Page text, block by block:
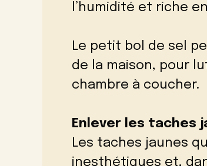
l’humidité et riche
Le petit bol de sel
de la maison, pour
chambre à coucher.
Enlever les taches
Les taches jaunes
inesthétiques et,